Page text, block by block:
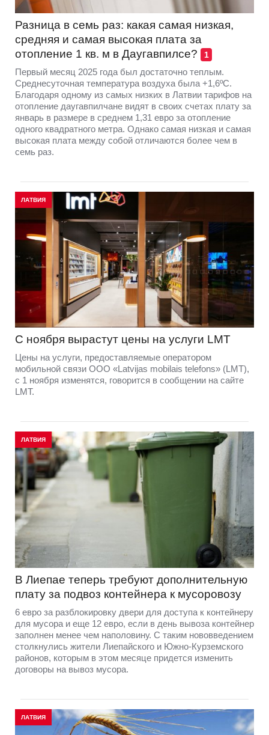
Разница в семь раз: какая самая низкая,
средняя и самая высокая плата за
отопление 1 кв. м в Даугавпилсе?
1
Первый месяц 2025 года был достаточно теплым.
Среднесуточная температура воздуха была +1,6ºC.
Благодаря одному из самых низких в Латвии тарифов на
отопление даугавпилчане видят в своих счетах плату за
январь в размере в среднем 1,31 евро за отопление
одного квадратного метра. Однако самая низкая и самая
высокая плата между собой отличаются более чем в
семь раз.
ЛАТВИЯ
С ноября вырастут цены на услуги LMT
Цены на услуги, предоставляемые оператором
мобильной связи ООО «Latvijas mobilais telefons» (LMT),
с 1 ноября изменятся, говорится в сообщении на сайте
LMT.
ЛАТВИЯ
В Лиепае теперь требуют дополнительную
плату за подвоз контейнера к мусоровозу
6 евро за разблокировку двери для доступа к контейнеру
для мусора и еще 12 евро, если в день вывоза контейнер
заполнен менее чем наполовину. С таким нововведением
столкнулись жители Лиепайского и Южно-Курземского
районов, которым в этом месяце придется изменить
договоры на вывоз мусора.
ЛАТВИЯ